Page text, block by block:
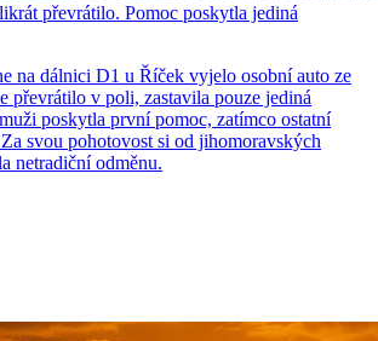
převrátilo. Pomoc poskytla jediná
na dálnici D1 u Říček vyjelo osobní auto ze
převrátilo v poli, zastavila pouze jediná
poskytla první pomoc, zatímco ostatní
svou pohotovost si od jihomoravských
netradiční odměnu.